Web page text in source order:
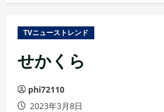
ニ
ー
TVニューストレンド
せかくら
phi72110
2023年3月8日